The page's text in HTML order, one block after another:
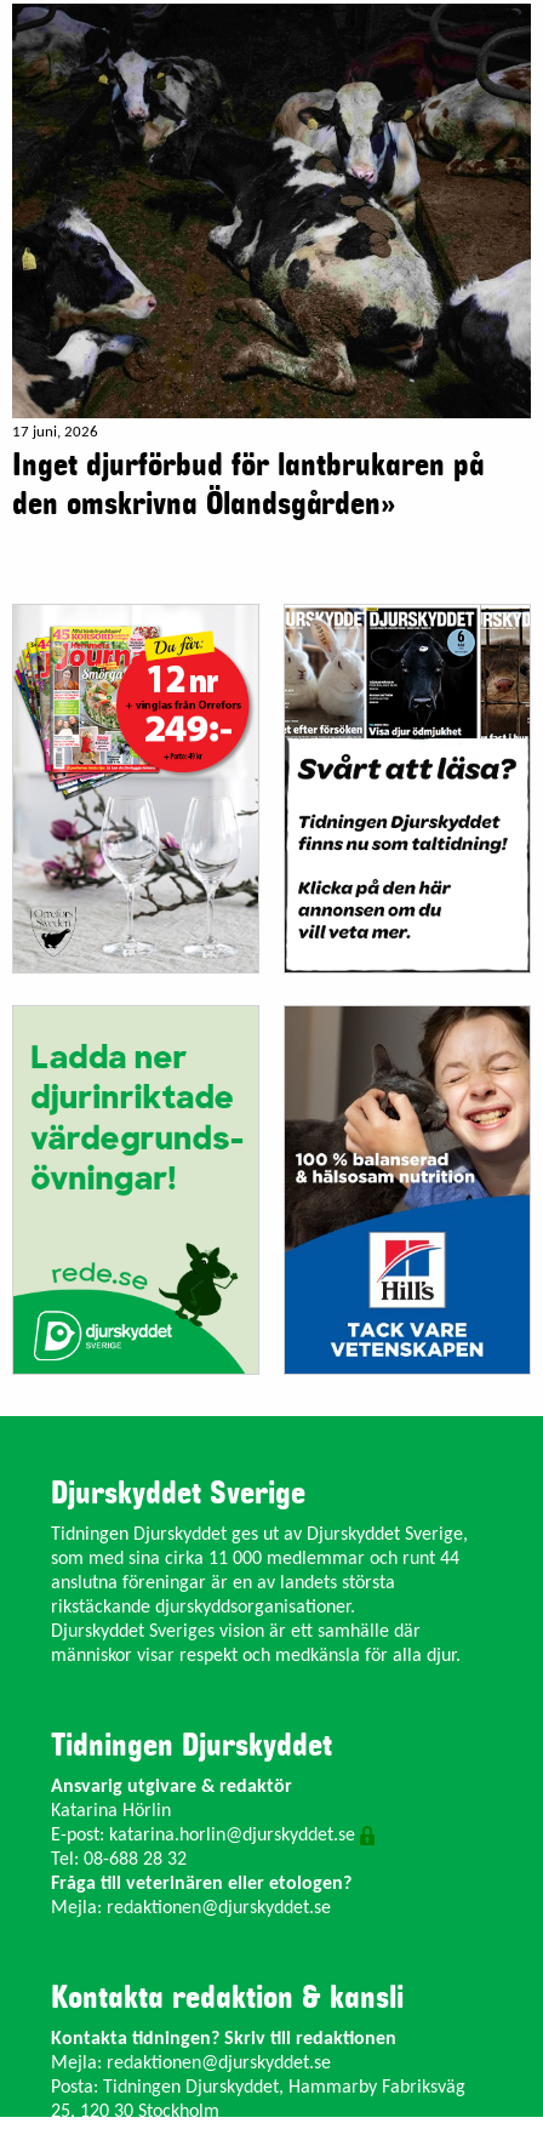
17 juni, 2026
Inget djurförbud för lantbrukaren på
den omskrivna Ölandsgården»
Djurskyddet Sverige
Tidningen Djurskyddet ges ut av Djurskyddet Sverige,
som med sina cirka 11 000 medlemmar och runt 44
anslutna föreningar är en av landets största
rikstäckande djurskyddsorganisationer.
Djurskyddet Sveriges vision är ett samhälle där
människor visar respekt och medkänsla för alla djur.
Tidningen Djurskyddet
Ansvarig utgivare & redaktör
Katarina Hörlin
E-post: katarina.horlin@djurskyddet.se
Tel: 08-688 28 32
Fråga till veterinären eller etologen?
Mejla: redaktionen@djurskyddet.se
Kontakta redaktion & kansli
Kontakta tidningen? Skriv till redaktionen
Mejla: redaktionen@djurskyddet.se
Posta: Tidningen Djurskyddet, Hammarby Fabriksväg
25, 120 30 Stockholm